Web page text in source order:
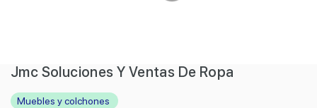
Jmc Soluciones Y Ventas De Ropa
Muebles y colchones